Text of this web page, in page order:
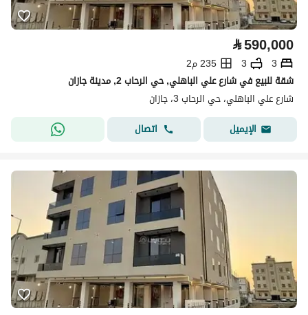
⃁590,000
3
3
235 م2
شقة للبيع في شارع علي الباهلي, حي الرحاب 2, مدينة جازان
شارع علي الباهلي، حي الرحاب 3، جازان
الإيميل
اتصال